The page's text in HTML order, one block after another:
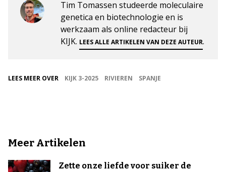
Tim Tomassen studeerde moleculaire
genetica en biotechnologie en is
werkzaam als online redacteur bij
KIJK. LEES ALLE ARTIKELEN VAN DEZE AUTEUR.
LEES MEER OVER KIJK 3-2025 RIVIEREN SPANJE
Meer Artikelen
Zette onze liefde voor suiker de